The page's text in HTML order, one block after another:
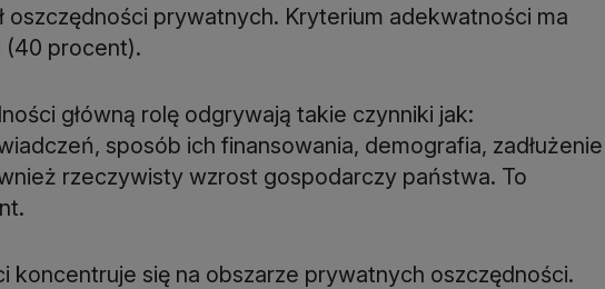
oszczędności prywatnych. Kryterium adekwatności ma
(40 procent).
główną rolę odgrywają takie czynniki jak:
sposób ich finansowania, demografia, zadłużenie
rzeczywisty wzrost gospodarczy państwa. To
koncentruje się na obszarze prywatnych oszczędności.